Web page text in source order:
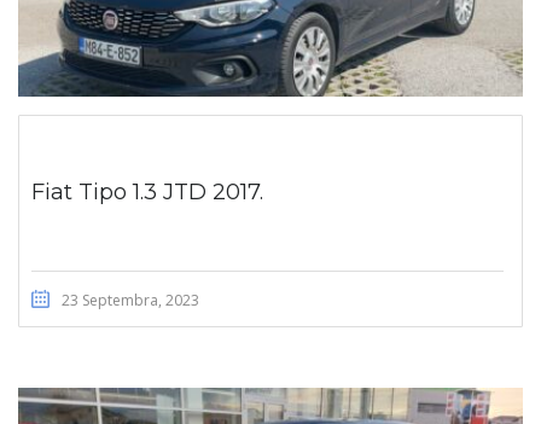
Fiat Tipo 1.3 JTD 2017.
23 Septembra, 2023